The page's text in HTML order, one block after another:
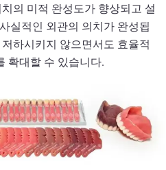
의 미적 완성도가 향상되고 설
실적인 외관의 의치가 완성됩
하시키지 않으면서도 효율적
확대할 수 있습니다.